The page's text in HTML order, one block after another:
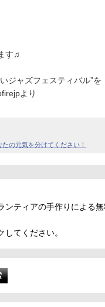
す♫
ジャズフェスティバル”を
より
の元気を分けてください！
ンティアの手作りによる
してください。